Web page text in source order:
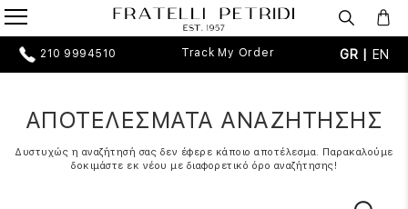
210 9994510 Track My Order GR | EN
ΑΠΟΤΕΛΕΣΜΑΤΑ ΑΝΑΖΗΤΗΣΗΣ
Δυστυχώς η αναζήτησή σας δεν έφερε κάποιο αποτέλεσμα. Παρακαλούμε
δοκιμάστε εκ νέου με διαφορετικό όρο αναζήτησης!